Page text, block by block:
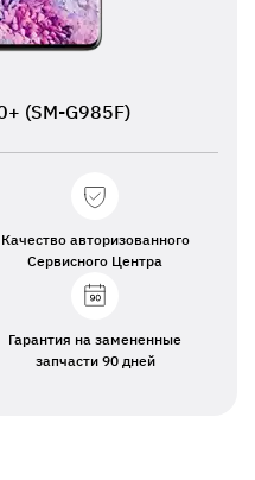
(SM-G985F)
Качество авторизованного
Сервисного Центра
Гарантия на замененные
запчасти 90 дней